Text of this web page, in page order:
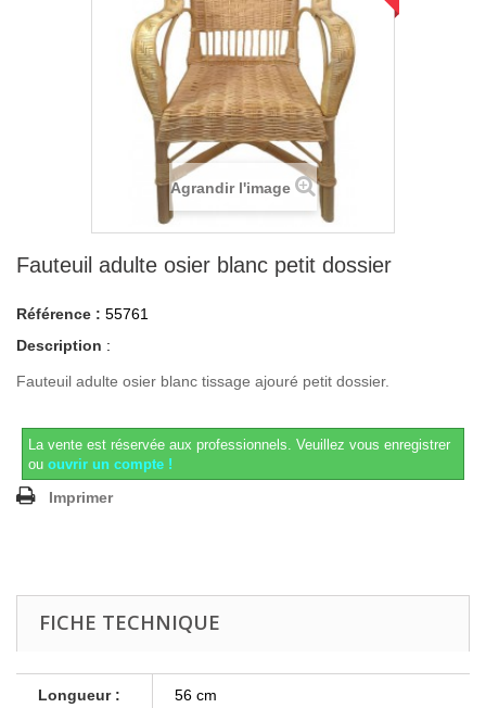
Agrandir l'image
Fauteuil adulte osier blanc petit dossier
Référence : 55761
Description :
Fauteuil adulte osier blanc tissage ajouré petit dossier.
La vente est réservée aux professionnels. Veuillez vous enregistrer
ou ouvrir un compte !
Imprimer
FICHE TECHNIQUE
Longueur : 56 cm